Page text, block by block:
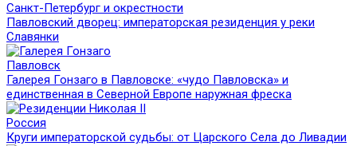
Санкт-Петербург и окрестности
Павловский дворец: императорская резиденция у реки
Славянки
Павловск
Галерея Гонзаго в Павловске: «чудо Павловска» и
единственная в Северной Европе наружная фреска
Россия
Круги императорской судьбы: от Царского Села до Ливадии